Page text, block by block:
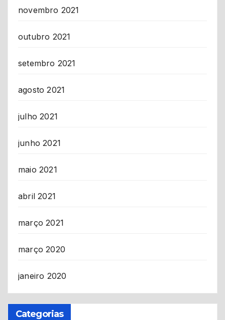
novembro 2021
outubro 2021
setembro 2021
agosto 2021
julho 2021
junho 2021
maio 2021
abril 2021
março 2021
março 2020
janeiro 2020
Categorias